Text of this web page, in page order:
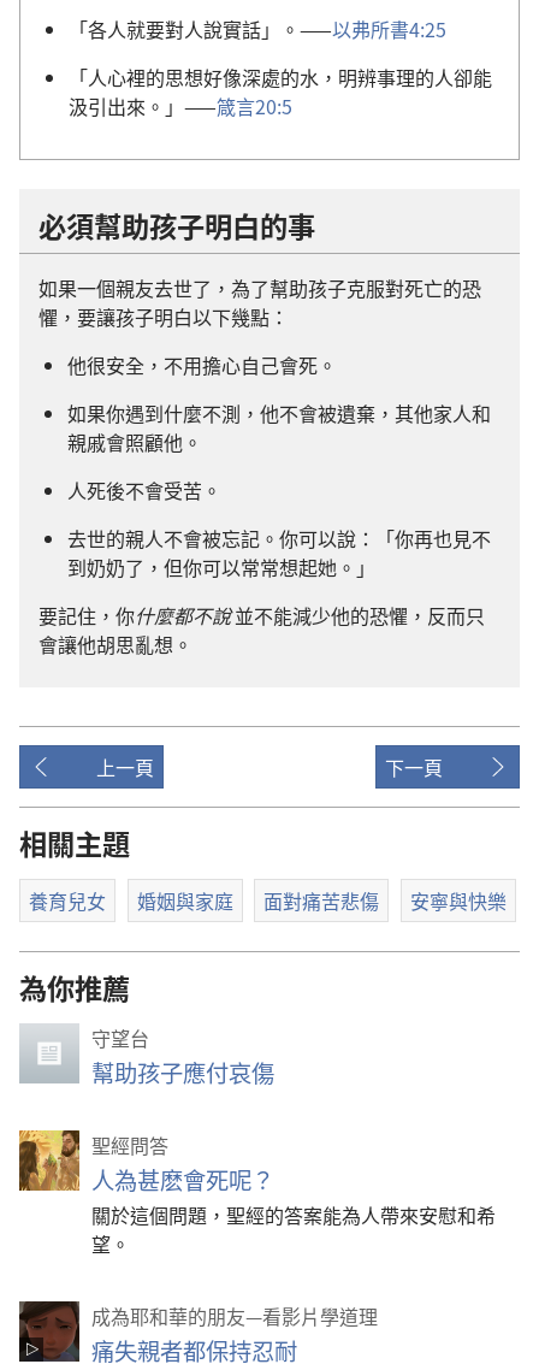
「各人就要對人說實話」。——以弗所書4:25
「人心裡的思想好像深處的水，明辨事理的人卻能
汲引出來。」——箴言20:5
必須幫助孩子明白的事
如果一個親友去世了，為了幫助孩子克服對死亡的恐
懼，要讓孩子明白以下幾點：
他很安全，不用擔心自己會死。
如果你遇到什麼不測，他不會被遺棄，其他家人和
親戚會照顧他。
人死後不會受苦。
去世的親人不會被忘記。你可以說：「你再也見不
到奶奶了，但你可以常常想起她。」
要記住，你什麼都不說並不能減少他的恐懼，反而只
會讓他胡思亂想。
上一頁 下一頁
相關主題
養育兒女 婚姻與家庭 面對痛苦悲傷 安寧與快樂
為你推薦
守望台
幫助孩子應付哀傷
聖經問答
人為甚麽會死呢？
關於這個問題，聖經的答案能為人帶來安慰和希
望。
成為耶和華的朋友—看影片學道理
痛失親者都保持忍耐